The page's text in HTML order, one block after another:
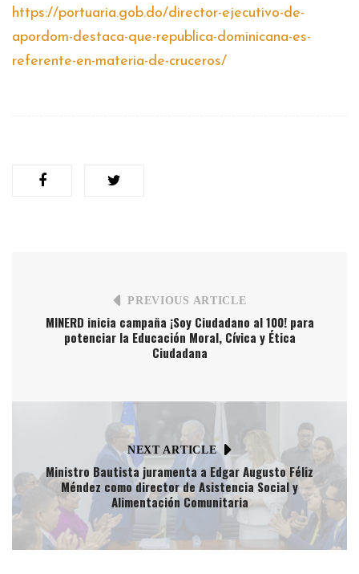
https://portuaria.gob.do/director-ejecutivo-de-
apordom-destaca-que-republica-dominicana-es-
referente-en-materia-de-cruceros/
PREVIOUS ARTICLE
MINERD inicia campaña ¡Soy Ciudadano al 100! para
potenciar la Educación Moral, Cívica y Ética
Ciudadana
NEXT ARTICLE
Ministro Bautista juramenta a Edgar Augusto Féliz
Méndez como director de Asistencia Social y
Alimentación Comunitaria